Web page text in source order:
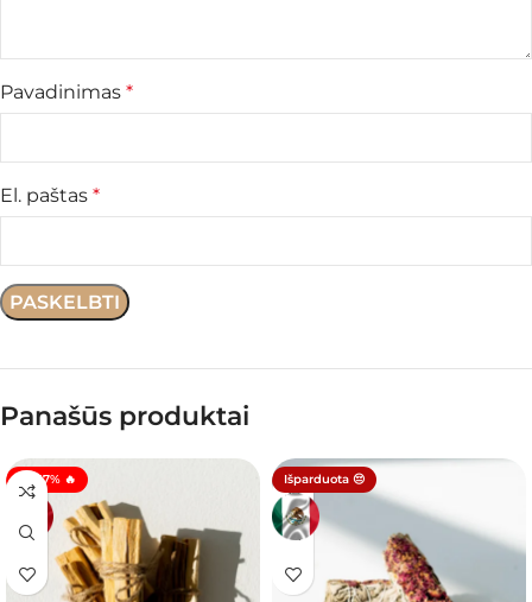
Pavadinimas *
El. paštas *
Panašūs produktai
🔥 -17% 🔥 Išparduota 😔